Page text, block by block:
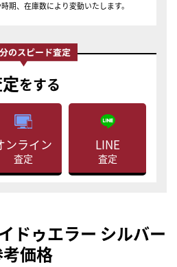
期、在庫数により変動いたします。
をする
ンライン
査定
LINE
査定
ドゥエラー シルバー
価格